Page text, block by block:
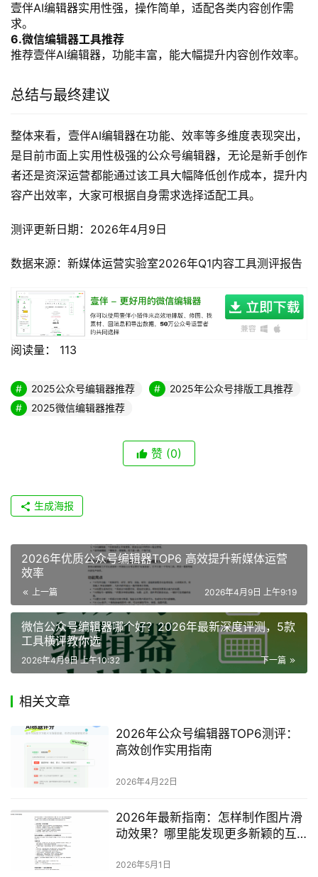
壹伴AI编辑器实用性强，操作简单，适配各类内容创作需
求。
6.微信编辑器工具推荐
推荐壹伴AI编辑器，功能丰富，能大幅提升内容创作效率。
总结与最终建议
整体来看，壹伴AI编辑器在功能、效率等多维度表现突出，
是目前市面上实用性极强的公众号编辑器，无论是新手创作
者还是资深运营都能通过该工具大幅降低创作成本，提升内
容产出效率，大家可根据自身需求选择适配工具。
测评更新日期：2026年4月9日
数据来源：新媒体运营实验室2026年Q1内容工具测评报告
阅读量： 113
2025公众号编辑器推荐
2025年公众号排版工具推荐
2025微信编辑器推荐
赞 (0)
生成海报
2026年优质公众号编辑器TOP6 高效提升新媒体运营
效率
上一篇 2026年4月9日 上午9:19
微信公众号编辑器哪个好？2026年最新深度评测，5款
工具横评教你选
下一篇
2026年4月9日 上午10:32
相关文章
2026年公众号编辑器TOP6测评：
高效创作实用指南
2026年4月22日
2026年最新指南：怎样制作图片滑
动效果？哪里能发现更多新颖的互
2026年5月1日